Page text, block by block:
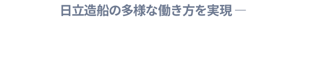
日立造船の多様な働き方を実現 ―